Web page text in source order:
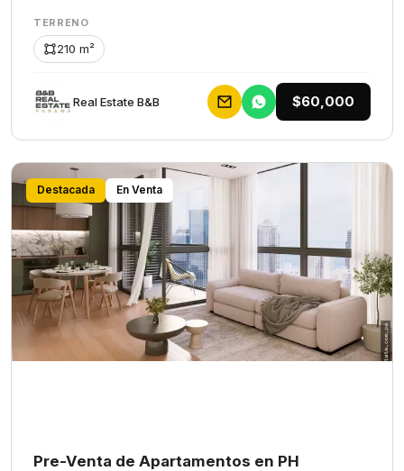
TERRENO
210 m²
Rеаl Еstаtе В&В $60,000
Destacada En Venta
Pre-Venta de Apartamentos en PH